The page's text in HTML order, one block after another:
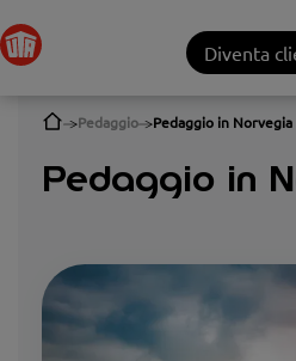
Diventa
Pedaggio Pedaggio in Norvegia
Pedaggio in